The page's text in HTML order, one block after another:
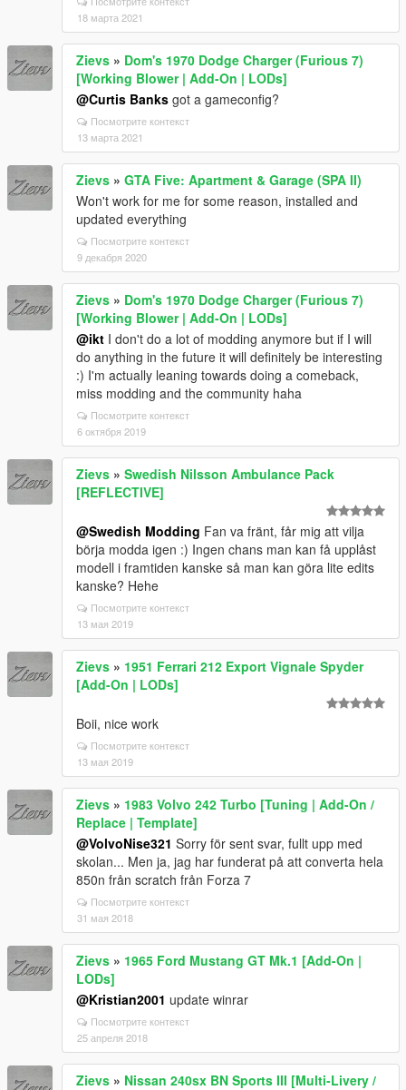
18 марта 2021
Zievs » Dom's 1970 Dodge Charger (Furious 7)
[Working Blower | Add-On | LODs]
@Curtis Banks got a gameconfig?
Посмотрите контекст
13 марта 2021
Zievs » GTA Five: Apartment & Garage (SPA II)
Won't work for me for some reason, installed and
updated everything
Посмотрите контекст
9 декабря 2020
Zievs » Dom's 1970 Dodge Charger (Furious 7)
[Working Blower | Add-On | LODs]
@ikt I don't do a lot of modding anymore but if I will
do anything in the future it will definitely be interesting
:) I'm actually leaning towards doing a comeback,
miss modding and the community haha
Посмотрите контекст
6 октября 2019
Zievs » Swedish Nilsson Ambulance Pack
[REFLECTIVE]
@Swedish Modding Fan va fränt, får mig att vilja
börja modda igen :) Ingen chans man kan få upplåst
modell i framtiden kanske så man kan göra lite edits
kanske? Hehe
Посмотрите контекст
13 мая 2019
Zievs » 1951 Ferrari 212 Export Vignale Spyder
[Add-On | LODs]
Boii, nice work
Посмотрите контекст
13 мая 2019
Zievs » 1983 Volvo 242 Turbo [Tuning | Add-On /
Replace | Template]
@VolvoNise321 Sorry för sent svar, fullt upp med
skolan... Men ja, jag har funderat på att converta hela
850n från scratch från Forza 7
Посмотрите контекст
31 мая 2018
Zievs » 1965 Ford Mustang GT Mk.1 [Add-On |
LODs]
@Kristian2001 update winrar
Посмотрите контекст
25 апреля 2018
Zievs » Nissan 240sx BN Sports III [Multi-Livery /